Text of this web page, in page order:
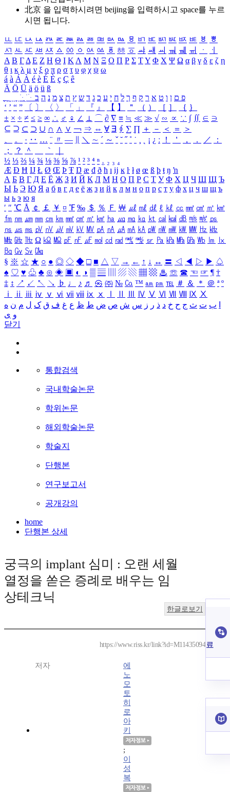
北京 을 입력하시려면 beijing을 입력하시고 space를 누르
시면 됩니다.
ㅥ ㅦ ㅧ ㅨ ㅩ ㅪ ㅫ ㅬ ㅭ ㅮ ㅯ ㅰ ㅱ ㅲ ㅳ ㅴ ㅵ ㅶ ㅷ ㅸ
ㅹ
ㅺ ㅻ ㅼ ㅽ ㅾ ㅿ ㆀ ㆁ ㆂ ㆃ ㆄ ㆅ ㆆ ㆇ ㆈ ㆉ ㆊ ㆋ ㆌ ㆍ
ㆎ
Α Β ΓΔ Ε Ζ Η Θ Ι ΚΛ Μ Ν Ξ Ο Π Ρ Σ ΤΥ Φ Χ Ψ Ω α β γ δ ε ζ η
θ ι κ λ μ ν ξ ο π ρ σ τ υ φ χ ψ ω
á à Á À é è É È ç Ç ê
Ä Ö Ü ä ö ü ß
ִֶֹ ֻּ ׁׂ פ ם ן ו ט א ר ק ף ך ל ח י ע כ ג ד ש ץ ת צ מ נ ה ב
‘ ’ “ ” 〔 〕 〈 〉 「 」 『 』 【 】 ＂ （ ） ［ ］ ｛ ｝
± × ÷ ≠ ≤ ≥ ∞ ∴ ♂ ♀ ∠ ⊥ ⌒ ∂ ∇ ≡ ≒ ≪ ≫ √ ∽ ∝ ∵ ∫ ∬ ∈ ∋
⊆ ⊇ ⊂ ⊃ ∪ ∩ ∧ ∨ ￢ ⇒ ⇔ ∀ ∃ ∮ ∑ ∏ ＋ － ＜ ＝
＞
、
。 · ‥ … ¨ 〃 ― ＼ ∼ ´ ～ ˇ ˘ ˝ ˚ ˙ ¸ ¡ ¿ ː ！ ＇ ， ． ／
：
；
？ ＾ ｀
½ ⅓ ⅔ ¼ ¾ ⅛ ⅜ ⅝ ⅞ ¹ ² ³ ⁴ ⁿ ₁ ₂ ₃ ₄
Æ Ð Ħ Ĳ Ł Ø Œ Þ Ŧ Ŋ æ đ ð ħ ı ĳ ĸ ŀ ł ø œ ß þ ŧ ŋ ŉ
А Б В Г Д Е Ё Ж З И Й К Л М Н О П Р С Т У Ф Х Ц Ч Ш Щ Ъ
Ы Ь Э Ю Я а б в г д е ё ж з и й к л м н о п р с т у ф х ц ч ш щ ъ
ы ь э ю я
′ ″ ℃ Å ￠ ￡ ￥ ¤ ℉ ‰ ＄ ％ Ｆ ￦ ㎕ ㎖ ㎗ ℓ ㎘ ㏄ ㎣ ㎤ ㎥ ㎦
㎙ ㎚ ㎛ ㎜ ㎝ ㎞ ㎟ ㎠ ㎡ ㎢ ㏊ ㎍ ㎎ ㎏ ㏏ ㎈ ㎉ ㏈ ㎧ ㎨ ㎰
㎱ ㎲ ㎳ ㎴ ㎵ ㎶ ㎷ ㎸ ㎹ ㎀ ㎁ ㎂ ㎃ ㎄ ㎺ ㎻ ㎽ ㎾ ㎿ ㎐ ㎑
㎒ ㎓ ㎔ Ω ㏀ ㏁ ㎊ ㎋ ㎌ ㏖ ㏅ ㎭ ㎮ ㎯ ㏛ ㎩ ㎪ ㎫ ㎬ ㏝ ㏐
㏓
㏃ ㏉ ㏜ ㏆
§ ※ ☆ ★ ○ ● ◎ ◇ ◆ □ ■ △ ▽ → ← ↑ ↓ ↔ 〓 ◁ ◀ ▷ ▶ ♤
♠ ♡ ♥ ♧ ♣ ⊙ ◈ ▣ ◐ ◑ ▒ ▤ ▨ ▧ ▦ ▩ ♨ ☏ ☎ ☜ ☞ ¶ †
‡ ↕ ↗ ↙ ↖ ↘ ♭ ♩ ♪ ♬ ㉿ ㈜ № ㏇ ™ ㏂ ㏘ ℡ ＃ ＆ ＊ ＠ ª º
ⅰ
ⅱ ⅲ ⅳ ⅴ ⅵ ⅶ ⅷ ⅸ ⅹ Ⅳ Ⅴ Ⅵ Ⅶ Ⅷ Ⅸ Ⅹ
ب ت ث ج ح خ د ذ ر ز س ش ص ض ط ظ ع غ ف ق ک ل م ن ه
و ی
닫기
통합검색
국내학술논문
학위논문
해외학술논문
학술지
단행본
연구보고서
공개강의
home
단행본 상세
궁극의 implant 심미 : 오랜 세월
열정을 쏟은 증례로 배우는 임
상테크닉
한글로보기
https://www.riss.kr/link?id=M11435094
저자
에
노
모
토
히
로
아
키
;
이
성
복
료